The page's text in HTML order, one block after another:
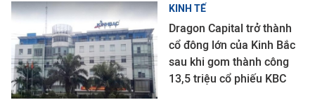
KINH TẾ
Dragon Capital trở thành
cổ đông lớn của Kinh Bắc
sau khi gom thành công
13,5 triệu cổ phiếu KBC